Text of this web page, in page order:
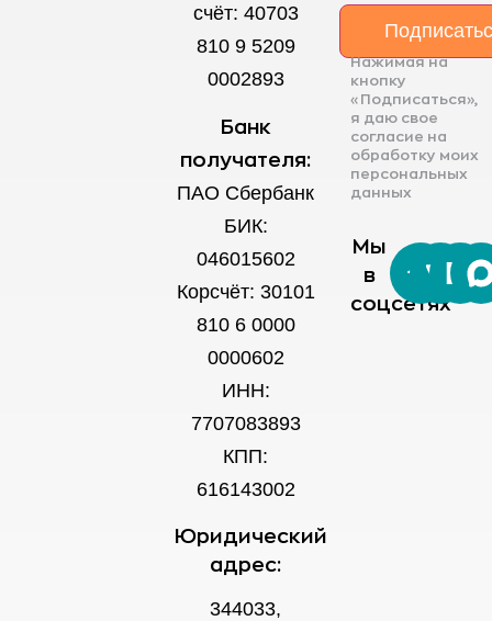
счёт: 40703
810 9 5209
0002893
Банк
получателя:
ПАО Сбербанк
БИК:
046015602
Корсчёт: 30101
810 6 0000
0000602
ИНН:
7707083893
КПП:
616143002
Юридический
адрес:
344033,
Нажимая на
кнопку
«Подписаться»,
я даю свое
согласие на
обработку моих
персональных
данных
Мы
в
соцсетях